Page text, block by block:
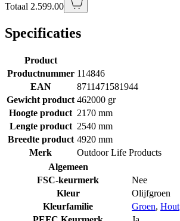
Totaal 2.599.00
Specificaties
Product
Productnummer 114846
EAN
8711471581944
Gewicht product 462000 gr
Hoogte product 2170 mm
Lengte product 2540 mm
Breedte product 4920 mm
Merk
Outdoor Life Products
Algemeen
FSC-keurmerk
Nee
Kleur
Olijfgroen
Kleurfamilie
Groen, Hout